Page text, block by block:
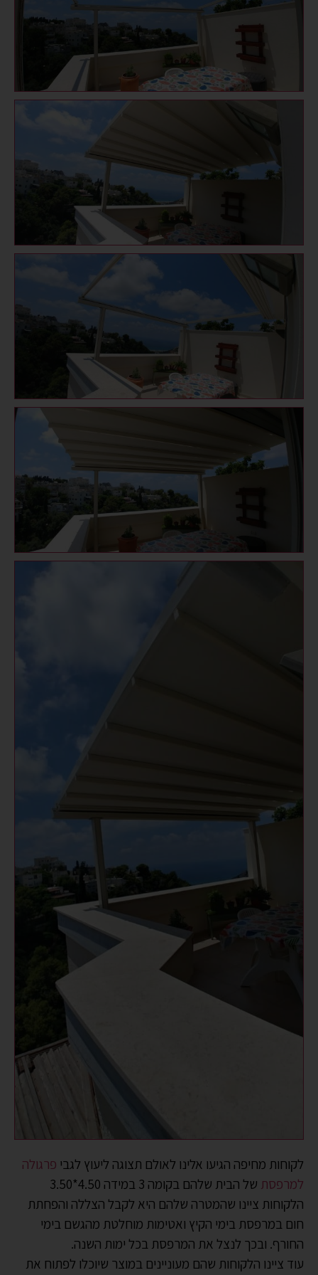
לקוחות מחיפה הגיעו אלינו לאולם תצוגה ליעוץ לגבי פרגולה
למרפסת
של הבית שלהם בקומה 3 במידה 4.50*3.50
הלקוחות ציינו שהמטרה שלהם היא לקבל הצללה והפחתת
חום במרפסת בימי הקיץ ואטימות מוחלטת מהגשם בימי
החורף. ובכך לנצל את המרפסת בכל ימות השנה.
עוד ציינו הלקוחות שהם מעוניינים במוצר שיוכלו לפתוח את